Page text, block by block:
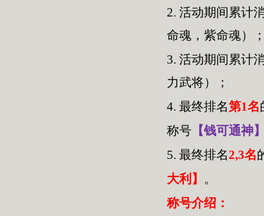
2. 活动期间累计
命魂，紫命魂）
3. 活动期间累计
力武将）；
4. 最终排名第1名
称号 【钱可通神
5. 最终排名2,3名
大利】 。
称号介绍：